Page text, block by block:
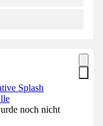
Splash
noch nicht